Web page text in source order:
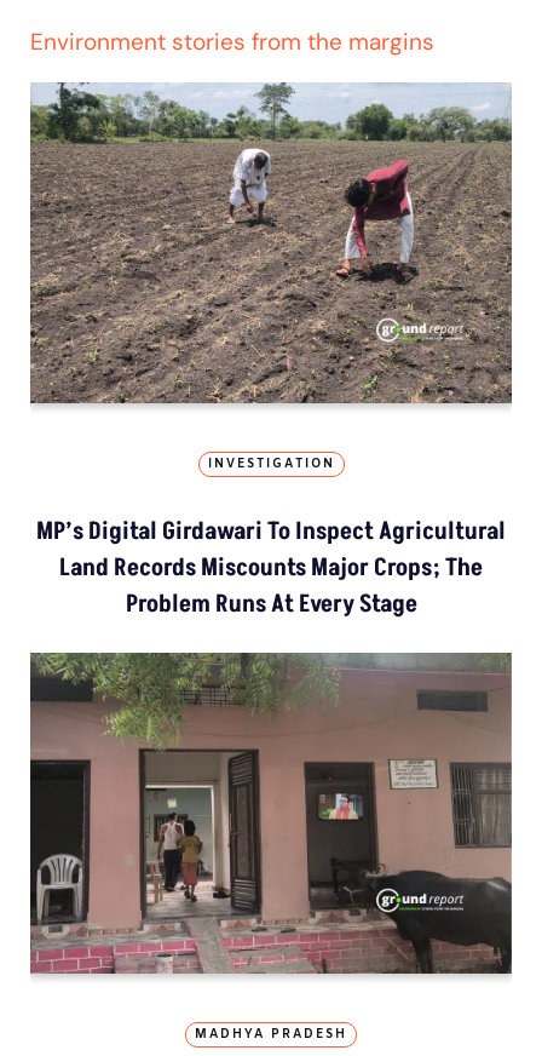
Environment stories from the margins
INVESTIGATION
MP’s Digital Girdawari To Inspect Agricultural
Land Records Miscounts Major Crops; The
Problem Runs At Every Stage
MADHYA PRADESH